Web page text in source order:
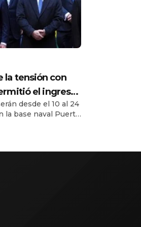
la tensión con
el ingreso
de Brasil
ejercicios
desde el 10 al 24
la base naval Puerto